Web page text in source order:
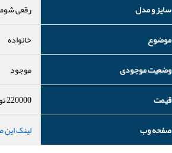
سایز و مدل
رقعی
موضوع
خانواده
وضعیت موجودی
موجود
قیمت
220000
صفحه وب
لینک